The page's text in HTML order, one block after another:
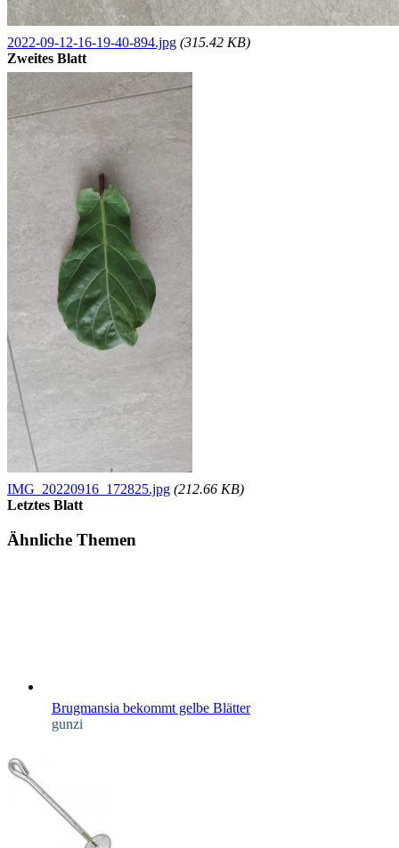
2022-09-12-16-19-40-894.jpg (315.42 KB)
Zweites Blatt
IMG_20220916_172825.jpg (212.66 KB)
Letztes Blatt
Ähnliche Themen
Brugmansia bekommt gelbe Blätter
gunzi